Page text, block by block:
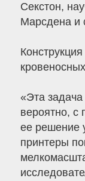
Секстон,
Марсдена и
«Эта
вероятно,
ее решение
принтеры